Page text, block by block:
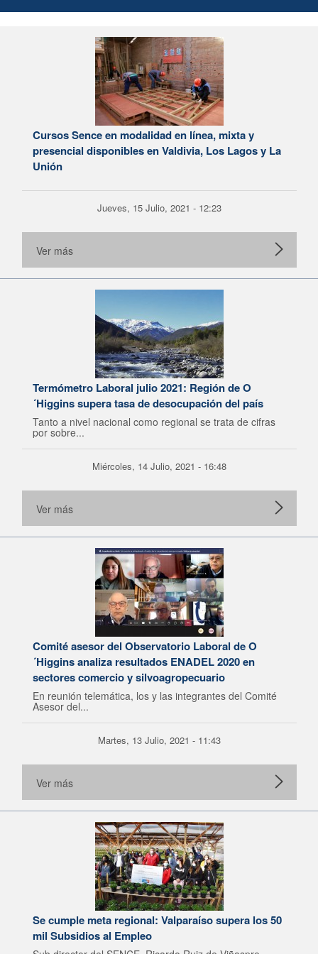
Cursos Sence en modalidad en línea, mixta y
presencial disponibles en Valdivia, Los Lagos y La
Unión
Jueves, 15 Julio, 2021 - 12:23
Ver más
Termómetro Laboral julio 2021: Región de O
´Higgins supera tasa de desocupación del país
Tanto a nivel nacional como regional se trata de cifras
por sobre...
Miércoles, 14 Julio, 2021 - 16:48
Ver más
Comité asesor del Observatorio Laboral de O
´Higgins analiza resultados ENADEL 2020 en
sectores comercio y silvoagropecuario
En reunión telemática, los y las integrantes del Comité
Asesor del...
Martes, 13 Julio, 2021 - 11:43
Ver más
Se cumple meta regional: Valparaíso supera los 50
mil Subsidios al Empleo